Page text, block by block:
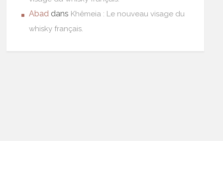
Abad dans Khêmeia : Le nouveau visage du
whisky français.